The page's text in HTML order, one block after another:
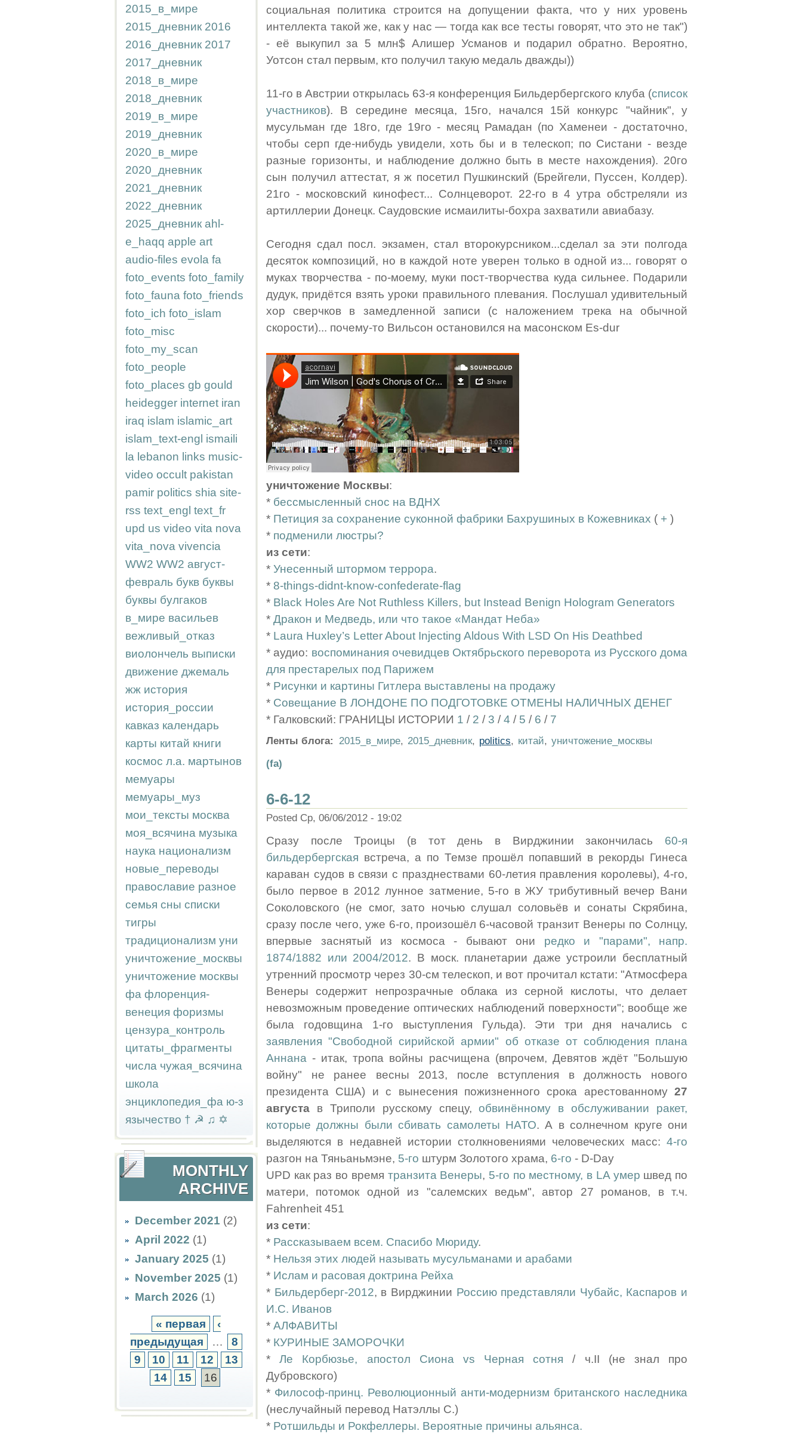
2015_в_мире
2015_дневник 2016
2016_дневник 2017
2017_дневник
2018_в_мире
2018_дневник
2019_в_мире
2019_дневник
2020_в_мире
2020_дневник
2021_дневник
2022_дневник
2025_дневник ahl-
e_haqq apple art
audio-files evola fa
foto_events foto_family
foto_fauna foto_friends
foto_ich foto_islam
foto_misc
foto_my_scan
foto_people
foto_places gb gould
heidegger internet iran
iraq islam islamic_art
islam_text-engl ismaili
la lebanon links music-
video occult pakistan
pamir politics shia site-
rss text_engl text_fr
upd us video vita nova
vita_nova vivencia
WW2 WW2 август-
февраль букв буквы
буквы булгаков
в_мире васильев
вежливый_отказ
виолончель выписки
движение джемаль
жж история
история_россии
кавказ календарь
карты китай книги
космос л.а. мартынов
мемуары
мемуары_муз
мои_тексты москва
моя_всячина музыка
наука национализм
новые_переводы
православие разное
семья сны списки
тигры
традиционализм уни
уничтожение_москвы
уничтожение москвы
фа флоренция-
венеция форизмы
цензура_контроль
цитаты_фрагменты
числа чужая_всячина
школа
энциклопедия_фа ю-з
язычество † ☭ ♫ ✡
MONTHLY
ARCHIVE
December 2021 (2)
April 2022 (1)
January 2025 (1)
November 2025 (1)
March 2026 (1)
« первая
‹
предыдущая
…
8
9
10 11 12
13
14
15 16
социальная политика строится на допущении факта, что у них уровень
интеллекта такой же, как у нас — тогда как все тесты говорят, что это не так")
- её выкупил за 5 млн$ Алишер Усманов и подарил обратно. Вероятно,
Уотсон стал первым, кто получил такую медаль дважды))
11-го в Австрии открылась 63-я конференция Бильдербергского клуба (список
участников). В середине месяца, 15го, начался 15й конкурс "чайник", у
мусульман где 18го, где 19го - месяц Рамадан (по Хаменеи - достаточно,
чтобы серп где-нибудь увидели, хоть бы и в телескоп; по Систани - везде
разные горизонты, и наблюдение должно быть в месте нахождения). 20го
сын получил аттестат, я ж посетил Пушкинский (Брейгели, Пуссен, Колдер).
21го - московский кинофест... Солнцеворот. 22-го в 4 утра обстреляли из
артиллерии Донецк. Саудовские исмаилиты-бохра захватили авиабазу.
Сегодня сдал посл. экзамен, стал второкурсником...сделал за эти полгода
десяток композиций, но в каждой ноте уверен только в одной из... говорят о
муках творчества - по-моему, муки пост-творчества куда сильнее. Подарили
дудук, придётся взять уроки правильного плевания. Послушал удивительный
хор сверчков в замедленной записи (с наложением трека на обычной
скорости)... почему-то Вильсон остановился на масонском Es-dur
уничтожение Москвы:
* бессмысленный снос на ВДНХ
* Петиция за сохранение суконной фабрики Бахрушиных в Кожевниках ( + )
* подменили люстры?
из сети:
* Унесенный штормом террора.
* 8-things-didnt-know-confederate-flag
* Black Holes Are Not Ruthless Killers, but Instead Benign Hologram Generators
* Дракон и Медведь, или что такое «Мандат Неба»
* Laura Huxley’s Letter About Injecting Aldous With LSD On His Deathbed
* аудио: воспоминания очевидцев Октябрьского переворота из Русского дома
для престарелых под Парижем
* Рисунки и картины Гитлера выставлены на продажу
* Совещание В ЛОНДОНЕ ПО ПОДГОТОВКЕ ОТМЕНЫ НАЛИЧНЫХ ДЕНЕГ
* Галковский: ГРАНИЦЫ ИСТОРИИ 1 / 2 / 3 / 4 / 5 / 6 / 7
Ленты блога: 2015_в_мире, 2015_дневник, politics, китай, уничтожение_москвы
(fa)
6-6-12
Posted Ср, 06/06/2012 - 19:02
Сразу после Троицы (в тот день в Вирджинии закончилась 60-я
бильдербергская встреча, а по Темзе прошёл попавший в рекорды Гинеса
караван судов в связи с празднествами 60-летия правления королевы), 4-го,
было первое в 2012 лунное затмение, 5-го в ЖУ трибутивный вечер Вани
Соколовского (не смог, зато ночью слушал соловьёв и сонаты Скрябина,
сразу после чего, уже 6-го, произошёл 6-часовой транзит Венеры по Солнцу,
впервые заснятый из космоса - бывают они редко и "парами", напр.
1874/1882 или 2004/2012. В моск. планетарии даже устроили бесплатный
утренний просмотр через 30-см телескоп, и вот прочитал кстати: "Атмосфера
Венеры содержит непрозрачные облака из серной кислоты, что делает
невозможным проведение оптических наблюдений поверхности"; вообще же
была годовщина 1-го выступления Гульда). Эти три дня начались с
заявления "Свободной сирийской армии" об отказе от соблюдения плана
Аннана - итак, тропа войны расчищена (впрочем, Девятов ждёт "Большую
войну" не ранее весны 2013, после вступления в должность нового
президента США) и с вынесения пожизненного срока арестованному 27
августа в Триполи русскому спецу,обвинённому в обслуживании ракет,
которые должны были сбивать самолеты НАТО. А в солнечном круге они
выделяются в недавней истории столкновениями человеческих масс: 4-го
разгон на Тяньаньмэне, 5-го штурм Золотого храма, 6-го - D-Day
UPD как раз во время транзита Венеры, 5-го по местному, в LA умер швед по
матери, потомок одной из "салемских ведьм", автор 27 романов, в т.ч.
Fahrenheit 451
из сети:
* Рассказываем всем. Спасибо Мюриду.
* Нельзя этих людей называть мусульманами и арабами
* Ислам и расовая доктрина Рейха
* Бильдерберг-2012, в Вирджинии Россию представляли Чубайс, Каспаров и
И.С. Иванов
* АЛФАВИТЫ
* КУРИНЫЕ ЗАМОРОЧКИ
*Ле Корбюзье, апостол Сиона vs Черная сотня / ч.II (не знал про
Дубровского)
* Философ-принц. Революционный анти-модернизм британского наследника
(неслучайный перевод Натэллы С.)
* Ротшильды и Рокфеллеры. Вероятные причины альянса.